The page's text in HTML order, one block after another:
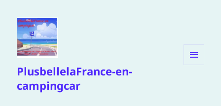
PlusbellelaFrance-en-
campingcar